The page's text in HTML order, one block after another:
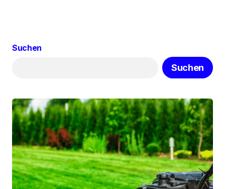
Suchen
Suchen